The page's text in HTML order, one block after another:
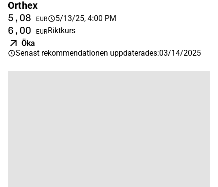
Orthex
5,08 EUR 5/13/25, 4:00 PM
6,00 EURRiktkurs
Öka
Senast rekommendationen uppdaterades:03/14/2025